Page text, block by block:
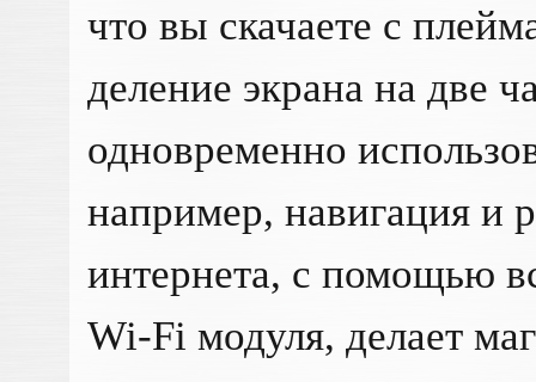
что вы скачаете с
деление экрана на две
одновременно
например, навигация и
интернета, с помощью
Wi-Fi модуля, делает